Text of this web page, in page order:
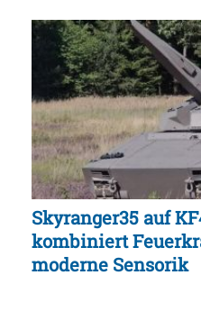
Skyranger35 auf
kombiniert
moderne Sensorik